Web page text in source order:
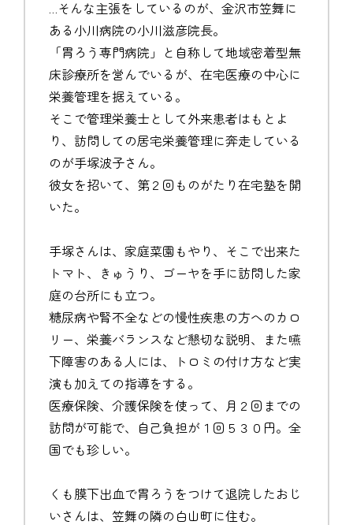
…そんな主張をしているのが、金沢市笠舞に
ある小川病院の小川滋彦院長。
「胃ろう専門病院」と自称して地域密着型無
床診療所を営んでいるが、在宅医療の中心に
栄養管理を据えている。
そこで管理栄養士として外来患者はもとよ
り、訪問しての居宅栄養管理に奔走している
のが手塚波子さん。
彼女を招いて、第２回ものがたり在宅塾を開
いた。
手塚さんは、家庭菜園もやり、そこで出来た
トマト、きゅうり、ゴーヤを手に訪問した家
庭の台所にも立つ。
糖尿病や腎不全などの慢性疾患の方へのカロ
リー、栄養バランスなど懇切な説明、また嚥
下障害のある人には、トロミの付け方など実
演も加えての指導をする。
医療保険、介護保険を使って、月２回までの
訪問が可能で、自己負担が１回５３０円。全
国でも珍しい。
くも膜下出血で胃ろうをつけて退院したおじ
いさんは、笠舞の隣の白山町に住む。